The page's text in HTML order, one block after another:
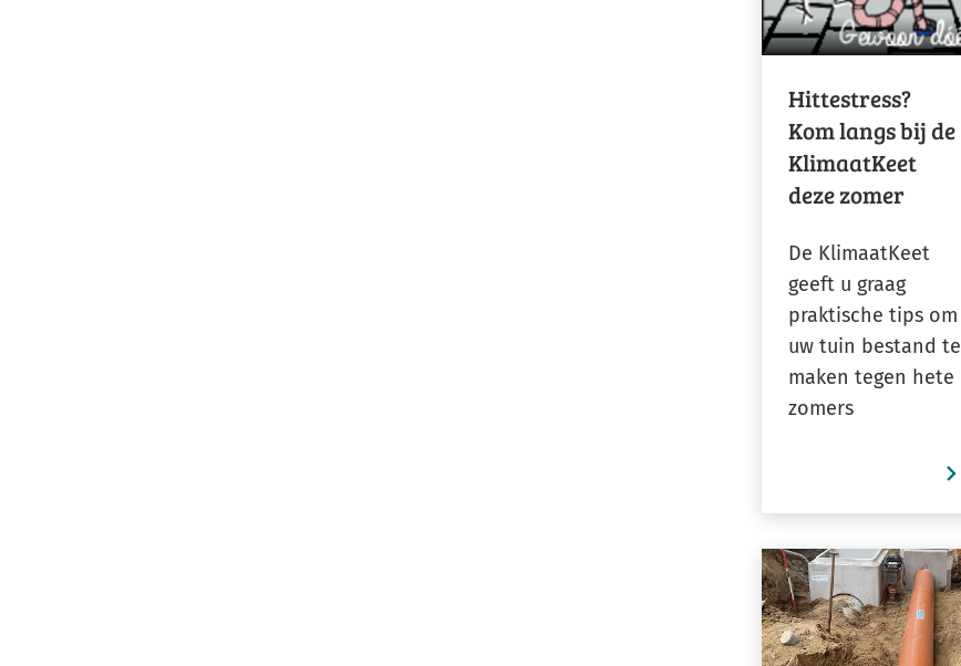
Hittestress?
Kom langs bij de
KlimaatKeet
deze zomer
De KlimaatKeet
geeft u graag
praktische tips om
uw tuin bestand te
maken tegen hete
zomers